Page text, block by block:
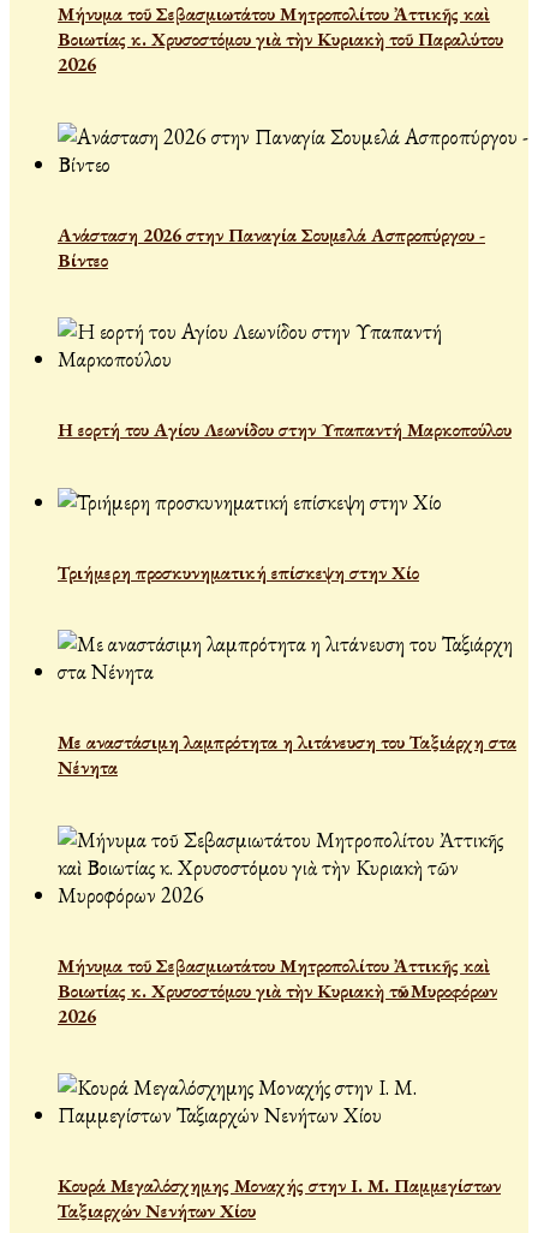
Μήνυμα τοῦ Σεβασμιωτάτου Μητροπολίτου Ἀττικῆς καὶ
Βοιωτίας κ. Χρυσοστόμου γιὰ τὴν Κυριακὴ τοῦ Παραλύτου
2026
Ανάσταση 2026 στην Παναγία Σουμελά Ασπροπύργου -
Βίντεο
Η εορτή του Αγίου Λεωνίδου στην Υπαπαντή Μαρκοπούλου
Τριήμερη προσκυνηματική επίσκεψη στην Χίο
Με αναστάσιμη λαμπρότητα η λιτάνευση του Ταξιάρχη στα
Νένητα
Μήνυμα τοῦ Σεβασμιωτάτου Μητροπολίτου Ἀττικῆς καὶ
Βοιωτίας κ. Χρυσοστόμου γιὰ τὴν Κυριακὴ τῶν Μυροφόρων
2026
Κουρά Μεγαλόσχημης Μοναχής στην Ι. Μ. Παμμεγίστων
Ταξιαρχών Νενήτων Χίου